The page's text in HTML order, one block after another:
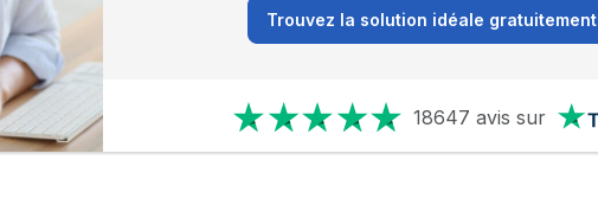
Trouvez la solution idéale gratuitement
18647 avis sur